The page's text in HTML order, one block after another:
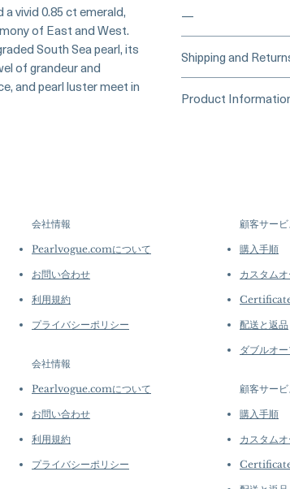
vivid 0.85 ct emerald,
of East and West.
South Sea pearl, its
of grandeur and
and pearl luster meet in
—
____Buy
Shipping and
At Pearl Vogue,
Product
White, Aurora
Accessories: 0.85
Natural Diamond
Metal Weight: 4.3 g
会社情報
Pearlvogue.comについて
お問い合わせ
利用規約
プライバシーポリシー
会社情報
Pearlvogue.comについて
お問い合わせ
利用規約
プライバシーポリシー
顧客サービ
購入手順
カスタム
配送と返品
ダブルオ
顧客サービ
購入手順
カスタム